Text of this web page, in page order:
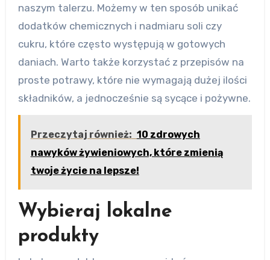
naszym talerzu. Możemy w ten sposób unikać
dodatków chemicznych i nadmiaru soli czy
cukru, które często występują w gotowych
daniach. Warto także korzystać z przepisów na
proste potrawy, które nie wymagają dużej ilości
składników, a jednocześnie są sycące i pożywne.
Przeczytaj również: 10 zdrowych
nawyków żywieniowych, które zmienią
twoje życie na lepsze!
Wybieraj lokalne
produkty